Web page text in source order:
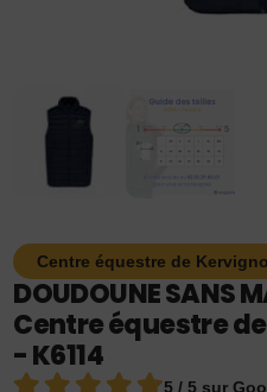
Centre équestre de
DOUDOUNE SANS
Centre équestre
- K6114
5 / 5 sur